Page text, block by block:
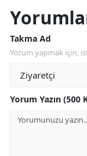
Takma Ad
Yorum yapmak için,
Yorum Yazın (500